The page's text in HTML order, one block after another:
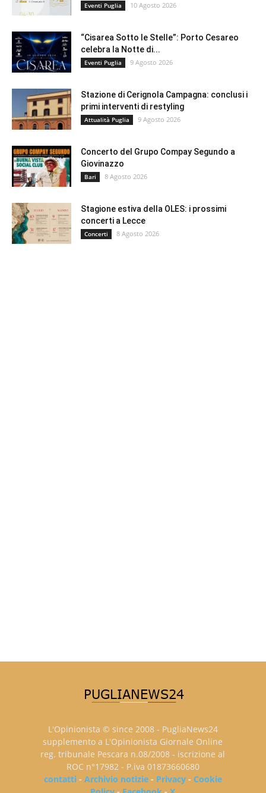
Eventi Puglia 10 Agosto 2026
“Cisarea Sotto le Stelle”: Porto Cesareo
celebra la Notte di...
Eventi Puglia 9 Agosto 2026
Stazione di Cerignola Campagna: conclusi i
primi interventi di restyling
Attualità Puglia 9 Agosto 2026
Concerto del Grupo Compay Segundo a
Giovinazzo
Bari 8 Agosto 2026
Stagione estiva della OLES: i prossimi
concerti a Lecce
Concerti 8 Agosto 2026
L'Opinionista © since 2008 - PugliaNews24
supplemento a L'Opinionista Giornale Online
reg. tribunale Pescara n.08/2008 - iscrizione al
ROC n°17982 - P.iva 01873660680
contatti- Archivio notizie- Privacy- Cookie